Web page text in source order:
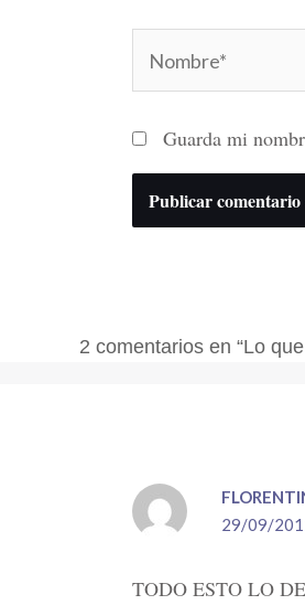
Guarda mi
2 comentarios en “Lo
29/09/
TODO ESTO LO